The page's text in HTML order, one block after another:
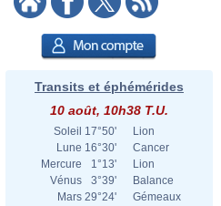
Transits et éphémérides
10 août, 10h38 T.U.
Soleil 17°50'
Lion
Lune 16°30'
Cancer
Mercure
1°13'
Lion
Vénus
3°39'
Balance
Mars 29°24'
Gémeaux